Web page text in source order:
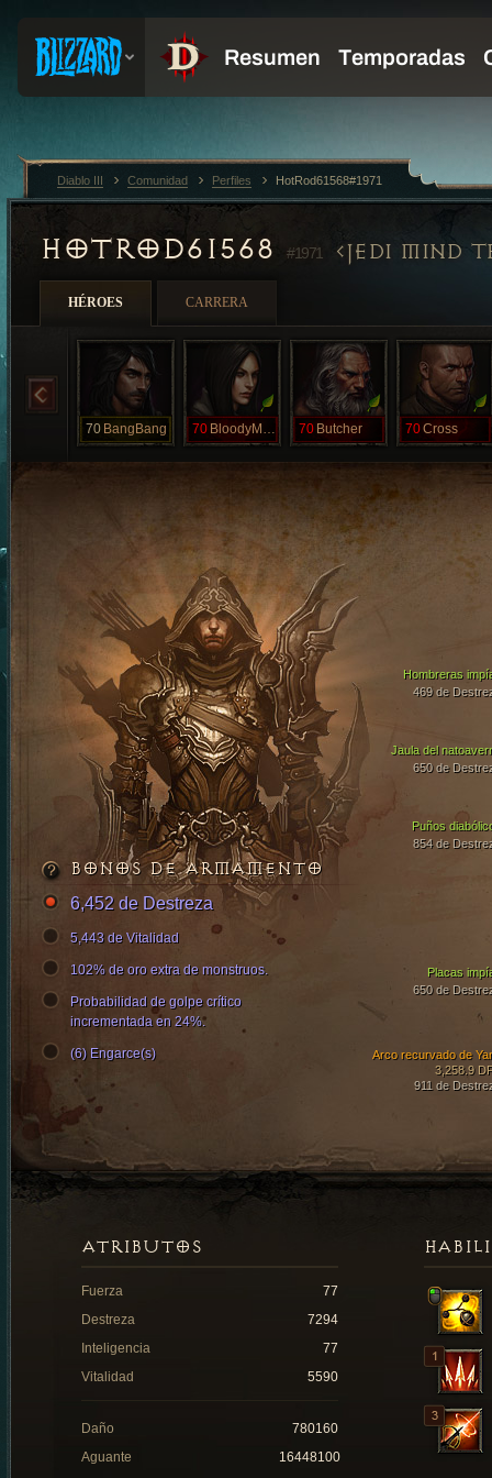
HOTROD61568 #1971 JEDI MIND
HÉROES CARRERA
70 BangBang 70 BloodyMary 70 Butcher 70Cross
Jaula del
650 de
Puños
854 de
Hombreras
469 de
Placas
650 de
Arco recurvado de
3,258.9
911 de
BONOS DE ARMAMENTO
6,452 de Destreza
5,443 de Vitalidad
102% de oro extra de monstruos.
Probabilidad de golpe crítico
incrementada en 24%.
(6) Engarce(s)
ATRIBUTOS
Fuerza
77
Destreza
7294
Inteligencia
77
Vitalidad
5590
Daño
780160
Aguante
16448100
Diablo III Comunidad Perfiles HotRod61568#1971